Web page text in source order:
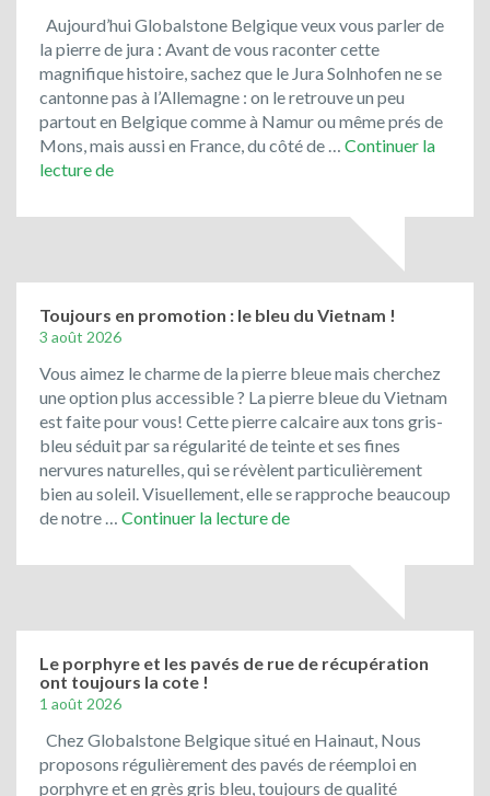
Aujourd’hui Globalstone Belgique veux vous parler de
la pierre de jura : Avant de vous raconter cette
magnifique histoire, sachez que le Jura Solnhofen ne se
cantonne pas à l’Allemagne : on le retrouve un peu
partout en Belgique comme à Namur ou même prés de
Mons, mais aussi en France, du côté de … Continuer la
lecture deLe
Solnhofen,
de
Bavière
Toujours en promotion : le bleu du Vietnam !
3 août 2026
Vous aimez le charme de la pierre bleue mais cherchez
une option plus accessible ? La pierre bleue du Vietnam
est faite pour vous! Cette pierre calcaire aux tons gris-
bleu séduit par sa régularité de teinte et ses fines
nervures naturelles, qui se révèlent particulièrement
bien au soleil. Visuellement, elle se rapproche beaucoup
de notre … Continuer la lecture deToujours
promotion
bleu
du
Le porphyre et les pavés de rue de récupération
ont toujours la cote !
1 août 2026
Chez Globalstone Belgique situé en Hainaut, Nous
proposons régulièrement des pavés de réemploi en
porphyre et en grès gris bleu, toujours de qualité